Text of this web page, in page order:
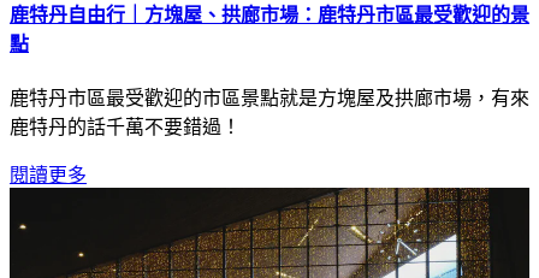
鹿特丹自由行｜方塊屋、拱廊市場：鹿特丹市區最受歡迎的景
點
鹿特丹市區最受歡迎的市區景點就是方塊屋及拱廊市場，有來
鹿特丹的話千萬不要錯過！
閱讀更多